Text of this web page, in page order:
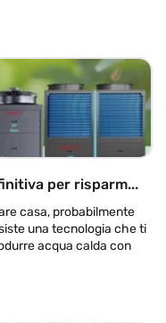
per risparm...
casa, probabilmente
una tecnologia che ti
acqua calda con